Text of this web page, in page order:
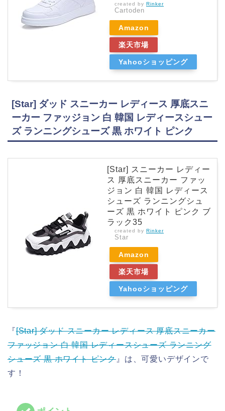
created by Rinker
Cartoden
Amazon
楽天市場
Yahooショッピング
[Star] ダッド スニーカー レディース 厚底スニ
ーカー ファッジョン 白 韓国 レディースシュー
ズ ランニングシューズ 黒 ホワイト ピンク
[Star] スニーカー レディー
ス 厚底スニーカー ファッ
ジョン 白 韓国 レディース
シューズ ランニングシュ
ーズ 黒 ホワイト ピンク ブ
ラック35
created by Rinker
Star
Amazon
楽天市場
Yahooショッピング
『[Star] ダッド スニーカー レディース 厚底スニーカー
ファッジョン 白 韓国 レディースシューズ ランニング
シューズ 黒 ホワイト ピンク 』は、可愛いデザインで
す！